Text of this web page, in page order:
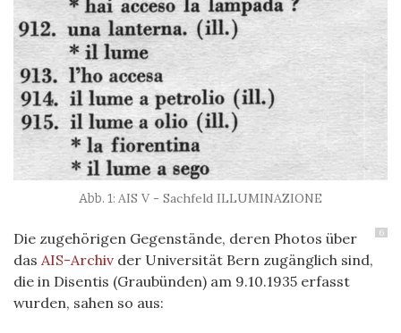
AIS V - Sachfeld ILLUMINAZIONE
6
Die zugehörigen Gegenstände, deren Photos über
das AIS-Archiv der Universität Bern zugänglich sind,
die in Disentis (Graubünden) am 9.10.1935 erfasst
wurden, sahen so aus: